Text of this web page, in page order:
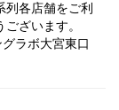
列各店舗をご利
ざいます。
ラボ大宮東口